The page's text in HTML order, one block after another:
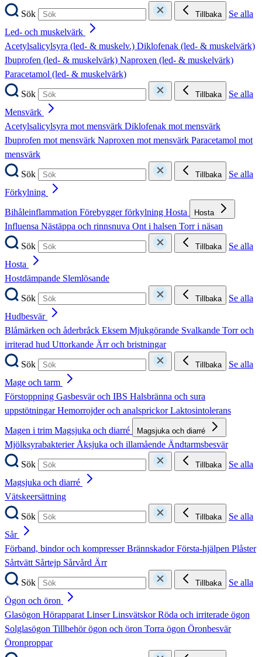
Sök
Tillbaka
Se alla
Led- och muskelvärk
Acetylsalicylsyra (led- & muskelv.) Diklofenak (led- & muskelvärk)
Ibuprofen (led- & muskelvärk) Naproxen (led- & muskelvärk)
Paracetamol (led- & muskelvärk)
Sök
Tillbaka
Se alla
Mensvärk
Acetylsalicylsyra mot mensvärk Diklofenak mot mensvärk
Ibuprofen mot mensvärk Naproxen mot mensvärk Paracetamol mot
mensvärk
Sök
Tillbaka
Se alla
Förkylning
Bihåleinflammation Förebygger förkylning Hosta Hosta
Influensa Nästäppa och rinnsnuva Ont i halsen Torr i näsan
Sök
Tillbaka
Se alla
Hosta
Hostdämpande Slemlösande
Sök
Tillbaka
Se alla
Hudbesvär
Blåmärken och åderbråck Eksem Mjukgörande Svalkande Torr och
irriterad hud Uttorkande Ärr och bristningar
Sök
Tillbaka
Se alla
Mage och tarm
Förstoppning Gasbesvär och IBS Halsbränna och sura
uppstötningarHemorrojder och analsprickorLaktosintolerans
Magen i trim Magsjuka och diarré Magsjuka och diarré
MjölksyrabakterierÅksjuka och illamående Ändtarmsbesvär
Sök
Tillbaka
Se alla
Magsjuka och diarré
Vätskeersättning
Sök
Tillbaka
Se alla
Sår
Förband, bindor och kompresserBrännskadorFörsta-hjälpen Plåster
Sårtvätt Sårtejp Sårvård Ärr
Sök
Tillbaka
Se alla
Ögon och öron
Glasögon HörapparatLinserLinsvätskorRöda och irriterade ögon
Solglasögon Tillbehör ögon och öron Torra ögon Öronbesvär
Öronproppar